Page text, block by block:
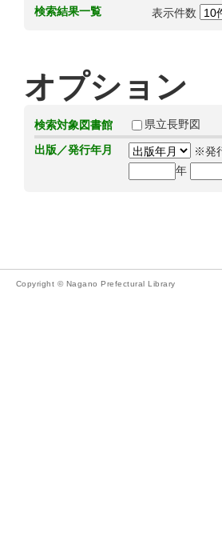
検索結果一覧 表示件数
オプション
検索対象図書館 県立長野図
出版／発行年月
※発
年
Copyright © Nagano Prefectural Library